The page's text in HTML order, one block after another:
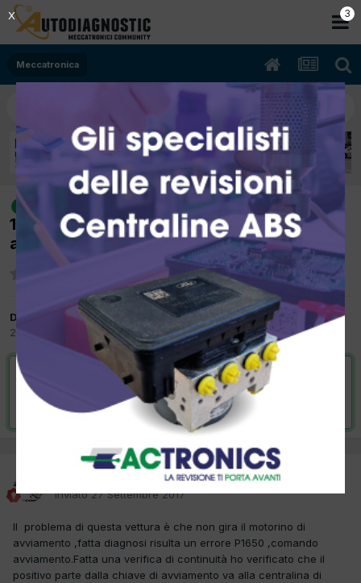
Meccatronica
risolto
[Mercedes WDB168 09/2004 1.4cc
166940 60Kw Benzina] non gira motorino di
avviamento
Da condor33
27 Settembre 2017inMeccatronica
VAI ALLA SOLUZIONE
Risolta da condor33, 2 Ottobre 2017
Inviato27 Settembre 2017
Il problema di questa vettura è che non gira il motorino di
avviamento ,fatta diagnosi risulta un errore P1650 ,comando
avviamento.Fatta una verifica di continuità ho verificato che il
positivo parte dalla chiave di avviamento va alla centralina di
2
X